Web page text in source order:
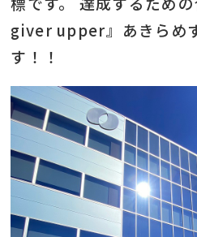
giver upper』あきらめ
す！！